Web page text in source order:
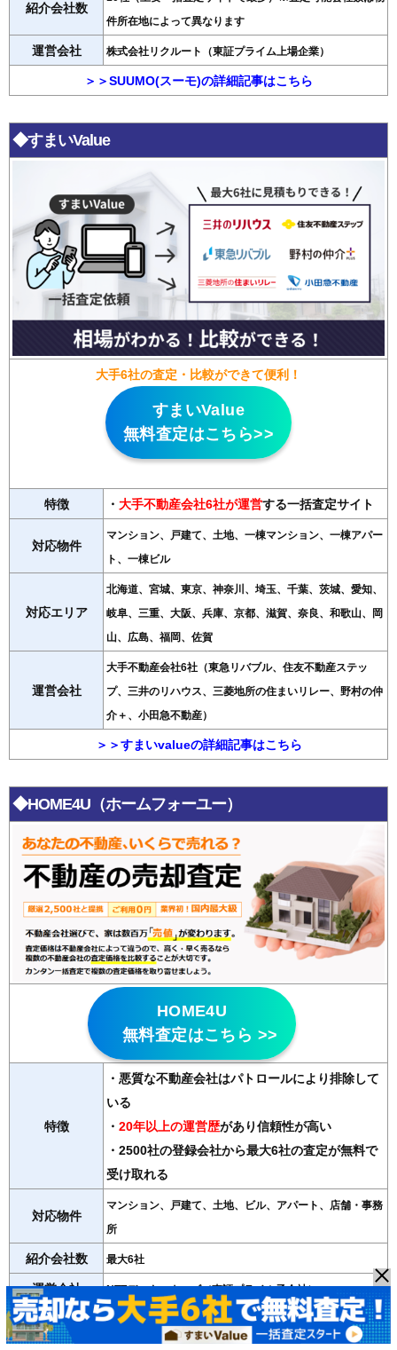
紹介会社数
件所在地によって異なります
運営会社 株式会社リクルート（東証プライム上場企業）
＞＞SUUMO(スーモ)の詳細記事はこちら
◆すまいValue
大手6社の査定・比較ができて便利！
すまいValue
無料査定はこちら>>
特徴 ・ 大手不動産会社6社が運営する一括査定サイト
対応物件
マンション、戸建て、土地、一棟マンション、一棟アパー
ト、一棟ビル
対応エリア
北海道、宮城、東京、神奈川、埼玉、千葉、茨城、愛知、
岐阜、三重、大阪、兵庫、京都、滋賀、奈良、和歌山、岡
山、広島、福岡、佐賀
運営会社
大手不動産会社6社（東急リバブル、住友不動産ステッ
プ、三井のリハウス、三菱地所の住まいリレー、野村の仲
介＋、小田急不動産）
＞＞すまいvalueの詳細記事はこちら
◆HOME4U（ホームフォーユー）
HOME4U
無料査定はこちら >>
特徴
・悪質な不動産会社はパトロールにより排除して
いる
・ 20年以上の運営歴があり信頼性が高い
・2500社の登録会社から最大6社の査定が無料で
受け取れる
対応物件
マンション、戸建て、土地、ビル、アパート、店舗・事務
所
紹介会社数 最大6社
運営会社 NTTデータ・ウィズ（東証プライム子会社）
＞＞HOME4Uの詳細記事はこちら